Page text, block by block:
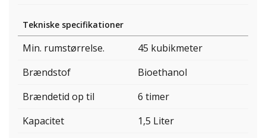
Tekniske specifikationer
Min. rumstørrelse.
45 kubikmeter
Brændstof
Bioethanol
Brændetid op til
6 timer
Kapacitet
1,5 Liter